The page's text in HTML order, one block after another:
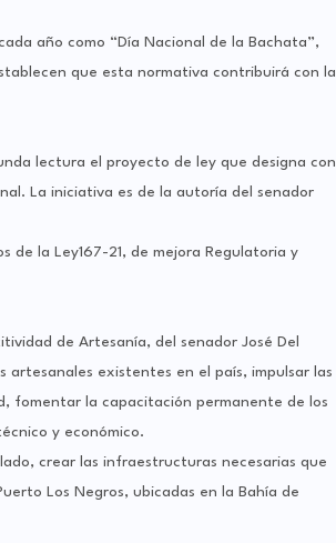
año como “Día Nacional de la Bachata”,
que esta normativa contribuirá con la
lectura el proyecto de ley que designa con
La iniciativa es de la autoría del senador
de la Ley167-21, de mejora Regulatoria y
de Artesanía, del senador José Del
artesanales existentes en el país, impulsar las
fomentar la capacitación permanente de los
y económico.
crear las infraestructuras necesarias que
Los Negros, ubicadas en la Bahía de